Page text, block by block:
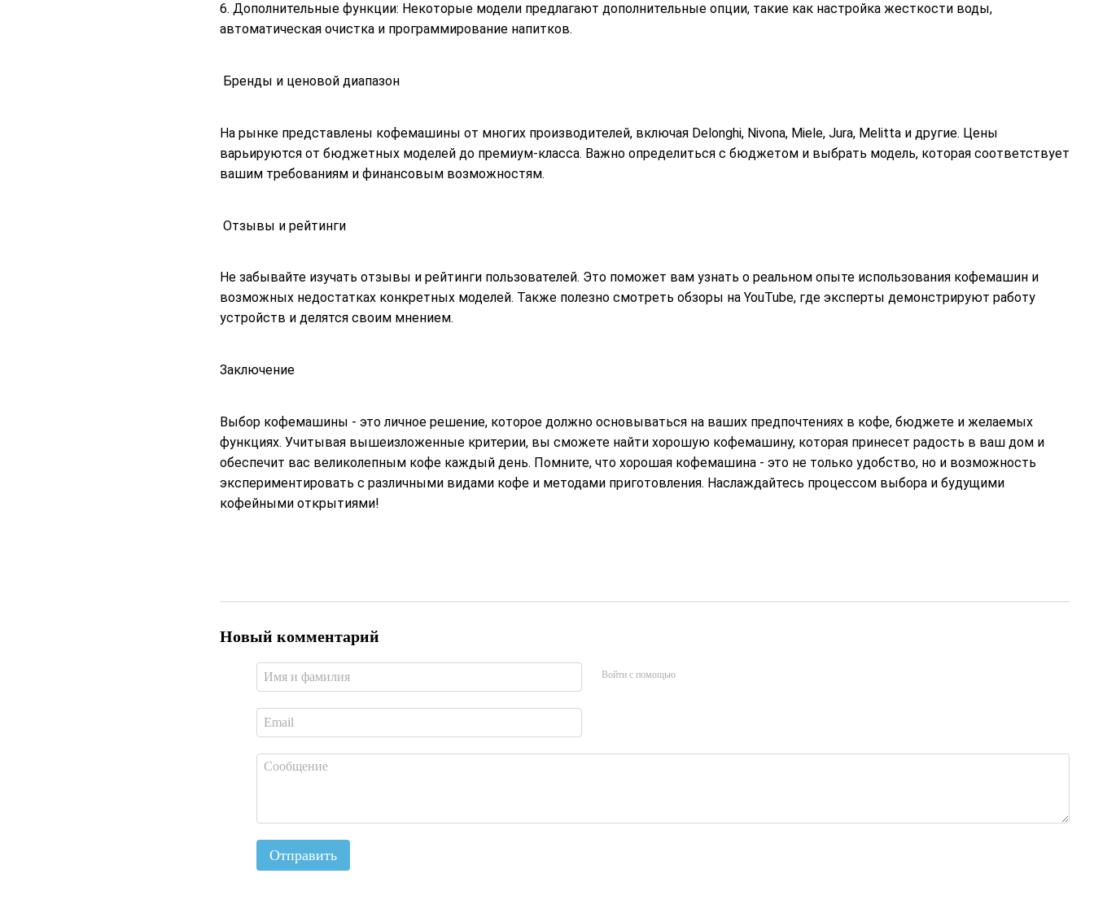
6. Дополнительные функции: Некоторые модели предлагают дополнительные опции, такие как настройка жесткости воды,
автоматическая очистка и программирование напитков.
Бренды и ценовой диапазон
На рынке представлены кофемашины от многих производителей, включая Delonghi, Nivona, Miele, Jura, Melitta и другие. Цены
варьируются от бюджетных моделей до премиум-класса. Важно определиться с бюджетом и выбрать модель, которая соответствует
вашим требованиям и финансовым возможностям.
Отзывы и рейтинги
Не забывайте изучать отзывы и рейтинги пользователей. Это поможет вам узнать о реальном опыте использования кофемашин и
возможных недостатках конкретных моделей. Также полезно смотреть обзоры на YouTube, где эксперты демонстрируют работу
устройств и делятся своим мнением.
Заключение
Выбор кофемашины - это личное решение, которое должно основываться на ваших предпочтениях в кофе, бюджете и желаемых
функциях. Учитывая вышеизложенные критерии, вы сможете найти хорошую кофемашину, которая принесет радость в ваш дом и
обеспечит вас великолепным кофе каждый день. Помните, что хорошая кофемашина - это не только удобство, но и возможность
экспериментировать с различными видами кофе и методами приготовления. Наслаждайтесь процессом выбора и будущими
кофейными открытиями!
Новый комментарий
Войти с помощью
Отправить